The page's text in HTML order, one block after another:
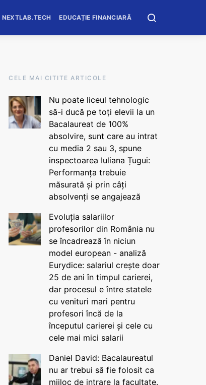
NEXTLAB.TECH EDUCAȚIE FINANCIARĂ
CELE MAI CITITE ARTICOLE
Nu poate liceul tehnologic
să-i ducă pe toți elevii la un
Bacalaureat de 100%
absolvire, sunt care au intrat
cu media 2 sau 3, spune
inspectoarea Iuliana Țugui:
Performanța trebuie
măsurată și prin câți
absolvenți se angajează
Evoluția salariilor
profesorilor din România nu
se încadrează în niciun
model european - analiză
Eurydice: salariul crește doar
25 de ani în timpul carierei,
dar procesul e între statele
cu venituri mari pentru
profesori încă de la
începutul carierei și cele cu
cele mai mici salarii
Daniel David: Bacalaureatul
nu ar trebui să fie folosit ca
mijloc de intrare la facultate.